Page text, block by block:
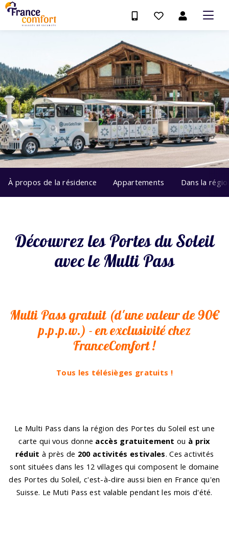
À propos de la résidence Appartements Dans la
Découvrez les Portes du Soleil
avec le Multi Pass
Multi Pass gratuit (d'une valeur de 90€
p.p.p.w.) - en exclusivité chez
FranceComfort !
Tous les télésièges gratuits !
Le Multi Pass dans la région des Portes du Soleil est une
carte qui vous donne accès gratuitementou à prix
réduit à près de 200 activités estivales. Ces activités
sont situées dans les 12 villages qui composent le domaine
des Portes du Soleil, c'est-à-dire aussi bien en France qu'en
Suisse. Le Muti Pass est valable pendant les mois d'été.